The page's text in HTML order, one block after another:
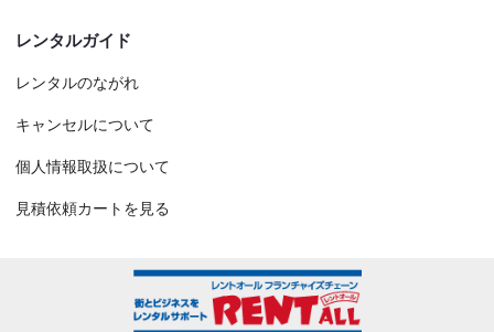
レンタルガイド
レンタルのながれ
キャンセルについて
個人情報取扱について
見積依頼カートを見る